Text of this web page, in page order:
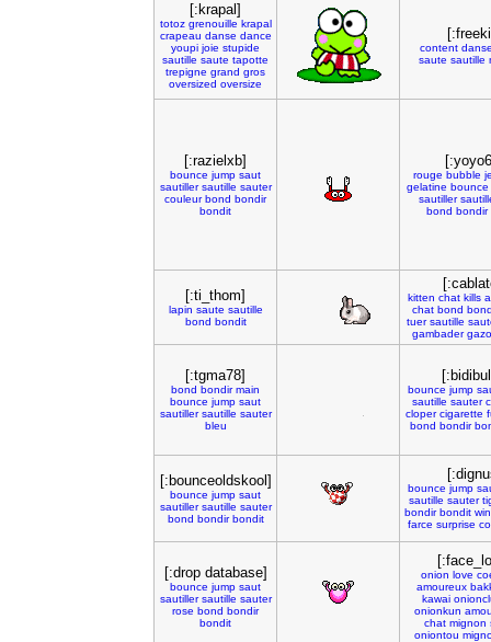
[:krapal]
totoz grenouille krapal
crapeau danse dance
youpi joie stupide
sautille saute tapotte
trepigne grand gros
oversized oversize
content
saute sautille
[:razielxb]
bounce jump saut
sautiller sautille sauter
couleur bond bondir
bondit
rouge bubble
gelatine bounce
sautiller
bond bondir
[:ti_thom]
lapin saute sautille
bond bondit
kitten chat kills
chat bond
tuer sautille
gambader
[:tgma78]
bond bondir main
bounce jump saut
sautiller sautille sauter
bleu
bounce jump
sautille sauter
cloper cigarette
bond bondir
[:bounceoldskool]
bounce jump saut
sautiller sautille sauter
bond bondir bondit
bounce jump
sautille sauter
bondir bondit
farce surprise
[:drop database]
bounce jump saut
sautiller sautille sauter
rose bond bondir
bondit
onion love
amoureux
kawai
onionkun
chat mignon
oniontou